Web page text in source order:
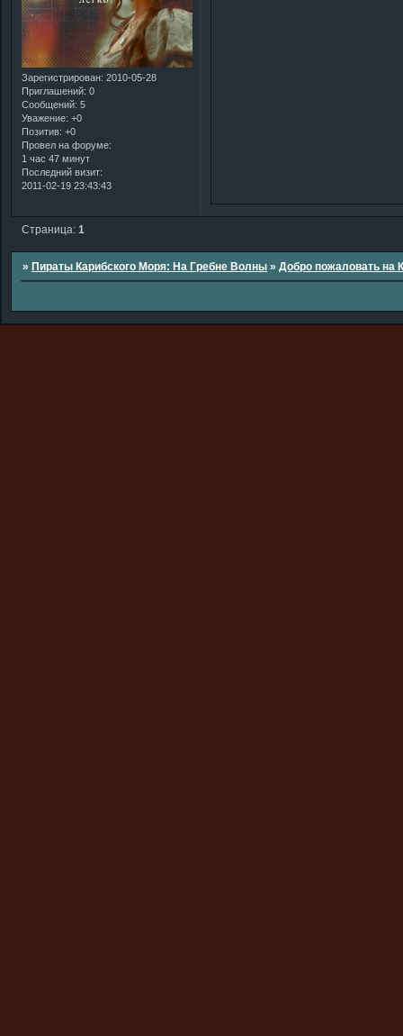
Зарегистрирован: 2010-05-28
Приглашений: 0
Сообщений: 5
Уважение: +0
Позитив: +0
Провел на форуме:
1 час 47 минут
Последний визит:
2011-02-19 23:43:43
Страница:1
» Пираты Карибского Моря: На Гребне Волны »Добро пожаловать на